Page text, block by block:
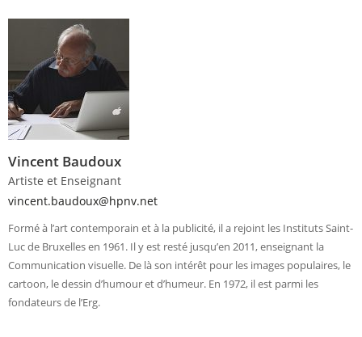
Vincent Baudoux
Artiste et Enseignant
vincent.baudoux@hpnv.net
Formé à l’art contemporain et à la publicité, il a rejoint les Instituts Saint-
Luc de Bruxelles en 1961. Il y est resté jusqu’en 2011, enseignant la
Communication visuelle. De là son intérêt pour les images populaires, le
cartoon, le dessin d’humour et d’humeur. En 1972, il est parmi les
fondateurs de l’Erg.